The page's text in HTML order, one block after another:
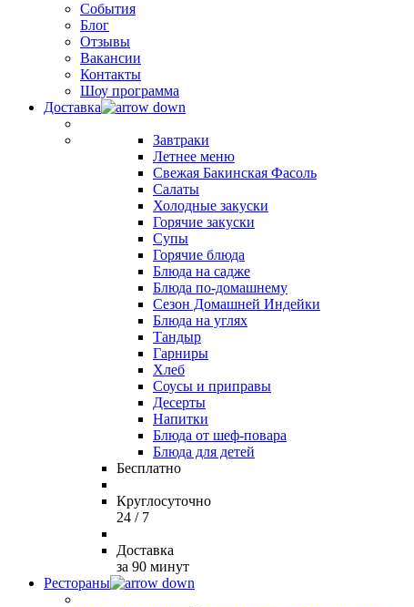
События
Блог
Отзывы
Вакансии
Контакты
Шоу программа
Доставка
Завтраки
Летнее меню
Свежая Бакинская Фасоль
Салаты
Холодные закуски
Горячие закуски
Супы
Горячие блюда
Блюда на садже
Блюда по-домашнему
Сезон Домашней Индейки
Блюда на углях
Тандыр
Гарниры
Хлеб
Соусы и приправы
Десерты
Напитки
Блюда от шеф-повара
Блюда для детей
Бесплатно
Круглосуточно
24 / 7
Доставка
за 90 минут
Рестораны